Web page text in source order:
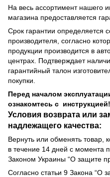
На весь ассортимент нашего
магазина предоставляется
Срок гарантии определяется
производителя, согласно
продукции производится в
центрах. Подтверждает
гарантийный талон
покупки.
Перед началом
ознакомтесь с инструкцией!
Условия возврата или
надлежащего качества:
Вернуть или обменять
в течение 14 дней с момента
Законом Украины “О защите
Согласно статьи 9 Закона “О